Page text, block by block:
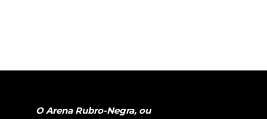
O Arena Rubro-Negra, ou